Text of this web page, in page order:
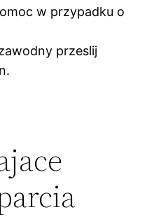
w przypadku o
przeslij